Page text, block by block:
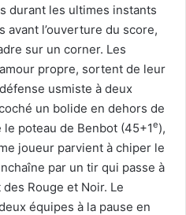
durant les ultimes instants
avant l’ouverture du score,
sur un corner. Les
propre, sortent de leur
usmiste à deux
un bolide en dehors de
poteau de Benbot (45+1e),
joueur parvient à chiper le
par un tir qui passe à
Rouge et Noir. Le
équipes à la pause en